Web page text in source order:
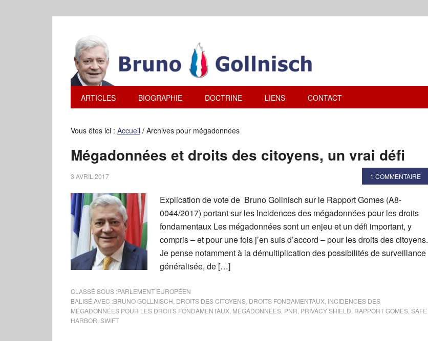
ARTICLES BIOGRAPHIE DOCTRINE LIENS CONTACT
Vous êtes ici : Accueil / Archives pour mégadonnées
Mégadonnées et droits des citoyens, un vrai défi
3 AVRIL 2017 1 COMMENTAIRE
Explication de vote de Bruno Gollnisch sur le Rapport Gomes (A8-
0044/2017) portant sur les Incidences des mégadonnées pour les droits
fondamentaux Les mégadonnées sont un enjeu et un défi important, y
compris – et pour une fois j’en suis d’accord – pour les droits des citoyens.
Je pense notamment à la démultiplication des possibilités de surveillance
généralisée, de […]
CLASSÉ SOUS :PARLEMENT EUROPÉEN
BALISÉ AVEC :BRUNO GOLLNISCH DROITS DES CITOYENS DROITS FONDAMENTAUX INCIDENCES DES
MÉGADONNÉES POUR LES DROITS FONDAMENTAUX MÉGADONNÉES PNR PRIVACY SHIELD RAPPORT GOMES SAFE
HARBOR SWIFT